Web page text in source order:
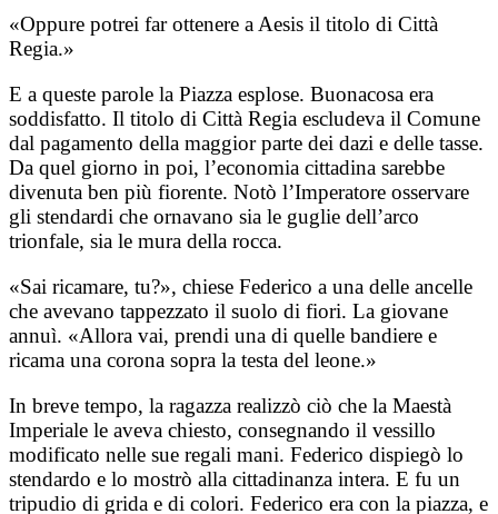
«Oppure potrei far ottenere a Aesis il titolo di Città
Regia.»
E a queste parole la Piazza esplose. Buonacosa era
soddisfatto. Il titolo di Città Regia escludeva il Comune
dal pagamento della maggior parte dei dazi e delle tasse.
Da quel giorno in poi, l’economia cittadina sarebbe
divenuta ben più fiorente. Notò l’Imperatore osservare
gli stendardi che ornavano sia le guglie dell’arco
trionfale, sia le mura della rocca.
«Sai ricamare, tu?», chiese Federico a una delle ancelle
che avevano tappezzato il suolo di fiori. La giovane
annuì. «Allora vai, prendi una di quelle bandiere e
ricama una corona sopra la testa del leone.»
In breve tempo, la ragazza realizzò ciò che la Maestà
Imperiale le aveva chiesto, consegnando il vessillo
modificato nelle sue regali mani. Federico dispiegò lo
stendardo e lo mostrò alla cittadinanza intera. E fu un
tripudio di grida e di colori. Federico era con la piazza, e